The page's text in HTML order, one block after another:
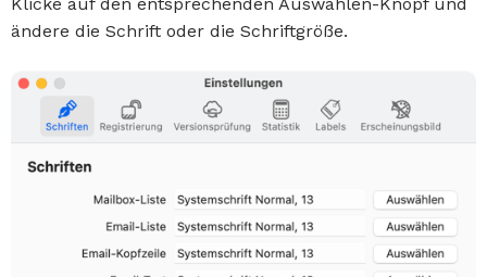
ändere die Schrift oder die Schriftgröße.